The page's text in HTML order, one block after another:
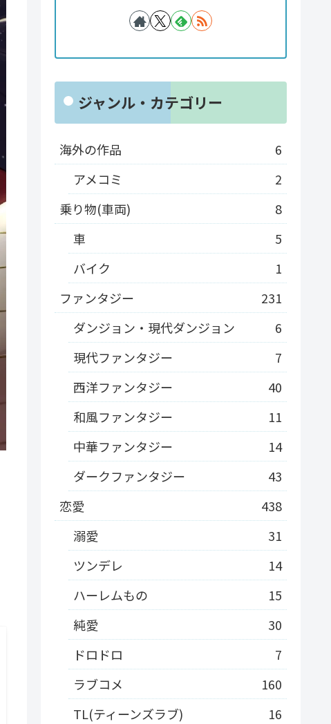
ジャンル・カテゴリー
海外の作品
6
アメコミ
2
乗り物(車両)
8
車
5
バイク
1
ファンタジー
231
ダンジョン・現代ダンジョン
6
現代ファンタジー
7
西洋ファンタジー
40
和風ファンタジー
11
中華ファンタジー
14
ダークファンタジー
43
恋愛
438
溺愛
31
ツンデレ
14
ハーレムもの
15
純愛
30
ドロドロ
7
ラブコメ
160
TL(ティーンズラブ)
16